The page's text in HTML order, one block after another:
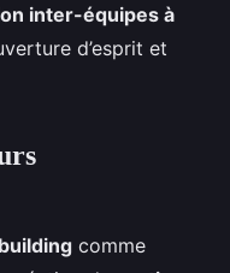
inter-équipes à
d’esprit et
comme